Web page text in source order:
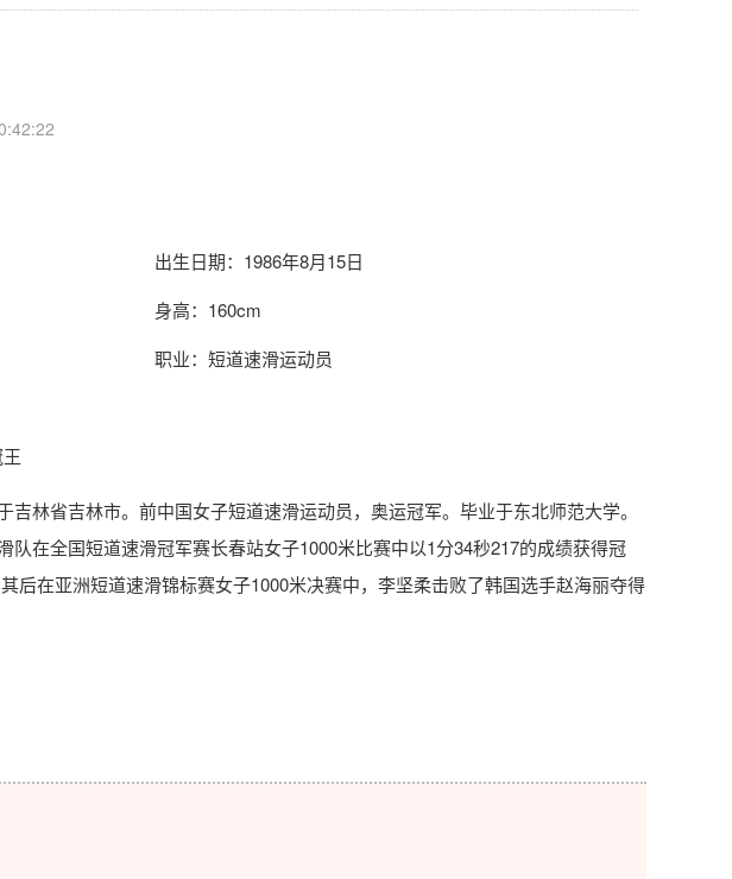
出生日期：1986年8月15日
身高：160cm
职业：短道速滑运动员
吉林省吉林市。前中国女子短道速滑运动员，奥运冠军。毕业于东北师范大学。
队在全国短道速滑冠军赛长春站女子1000米比赛中以1分34秒217的成绩获得冠
后在亚洲短道速滑锦标赛女子1000米决赛中，李坚柔击败了韩国选手赵海丽夺得